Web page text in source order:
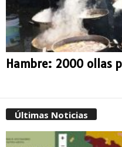
Hambre: 2000 ollas
Últimas Noticias